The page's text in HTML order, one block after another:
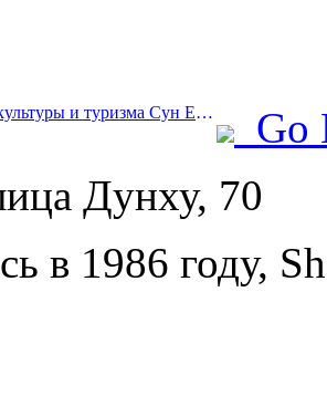
Prev:Министр культуры и туризма Сун Ели: Содействовать созданию мощного туристического центра и расширению предложения высококачественных туристических продуктов.
Go
Дунху, 70
в 1986 году,